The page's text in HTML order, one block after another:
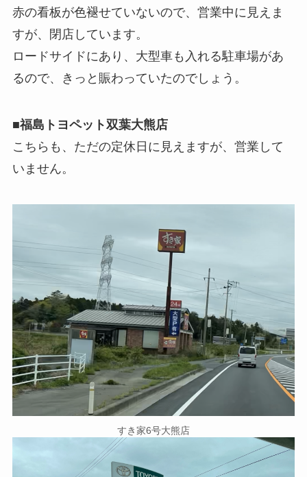
赤の看板が色褪せていないので、営業中に見えま
すが、閉店しています。
ロードサイドにあり、大型車も入れる駐車場があ
るので、きっと賑わっていたのでしょう。
■福島トヨペット双葉大熊店
こちらも、ただの定休日に見えますが、営業して
いません。
すき家6号大熊店